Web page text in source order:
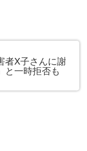
者X子さんに謝
と一時拒否も